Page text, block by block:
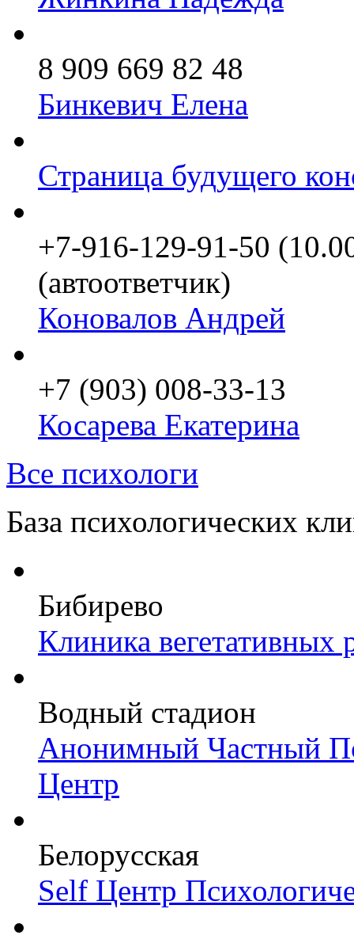
8 909 669 82 48
Бинкевич Елена
Страница будущего
+7-916-129-91-50
(автоответчик)
Коновалов Андрей
+7 (903) 008-33-13
Косарева Екатерина
Все психологи
База психологических
Бибирево
Клиника вегетативных
Водный стадион
Анонимный Частный
Центр
Белорусская
Self Центр